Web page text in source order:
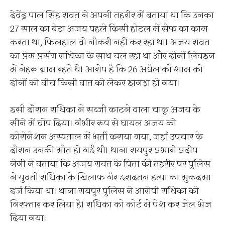
देवेंद्र पाल सिंह रावत ने अपनी तहरीर में बताया था कि उनका
27 साल का बेटा अजय पहले किसी होटल में सेफ का काम
करता था, फिलहाल वो नौकरी नहीं कर रहा था। अजय रावत
का प्रेम प्रसंग राधिका के साथ चल रहा था और दोनों लिवइन
में नेहरू ग्राम रहते थे। आरोप है कि 26 अप्रैल को शाम को
दोनों को बीच किसी बात को लेकर झगड़ा हो गया।
इसी दौरान राधिका ने सब्जी काटने वाला चाकू अजय के
सीने में घोंप दिया। गंभीर रूप से घायल अजय को
कोरोनेशन अस्पताल में भर्ती कराया गया, जहां उपचार के
दौरान उनकी मौत हो गई थी। थाना रायपुर प्रभारी प्रदीप
नेगी ने बताया कि अजय रावत के पिता की तहरीर पर पुलिस
ने युवती राधिका के खिलाफ गैर इरादतन हत्या का मुकदमा
दर्ज किया था। थाना रायपुर पुलिस ने आरोपी राधिका को
गिरफ्तार कर लिया है। राधिका को कोर्ट में पेश कर जेल भेज
दिया गया।